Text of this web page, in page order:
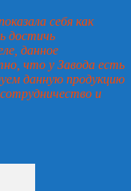
себя как
достичь
данное
что у Завода есть
данную продукцию
и